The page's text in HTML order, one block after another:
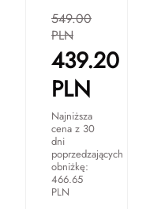
549.00
PLN
439.20
PLN
Najniższa
cena z 30
dni
poprzedzających
obniżkę:
466.65
PLN